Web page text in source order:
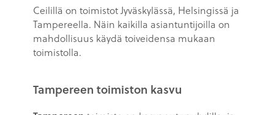
Ceilillä on toimistot Jyväskylässä, Helsingissä ja
Tampereella. Näin kaikilla asiantuntijoilla on
mahdollisuus käydä toiveidensa mukaan
toimistolla.
Tampereen toimiston kasvu